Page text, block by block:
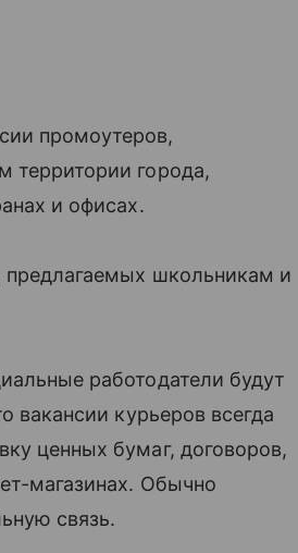
промоутеров,
территории города,
и офисах.
школьникам и
работодатели будут
вакансии курьеров всегда
ценных бумаг, договоров,
магазинах. Обычно
связь.